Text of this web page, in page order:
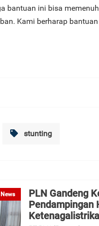
bantuan ini bisa
Kami berharap
stunting
News
PLN Gandeng
Pendampingan